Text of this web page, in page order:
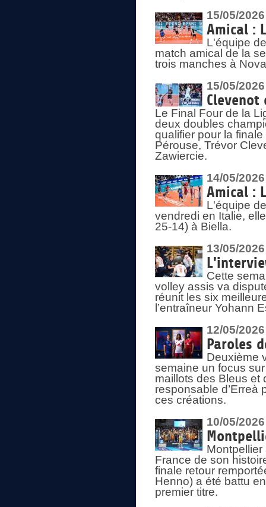
15/05/2026
Amical :
L'équipe
match amical de la
trois manches à
15/05/2026
Le Final Four de la
deux doubles
qualifier pour la
Pérouse, Trévor
Zawiercie.
14/05/2026
Amical :
L'équipe
vendredi en Italie,
25-14) à Biella.
13/05/2026
Cette
volley assis va
réunit les six
l’entraîneur Yohann
12/05/2026
Paroles
Deuxième
semaine un focus
maillots des Bleus et
responsable d’Erreà
ces créations.
10/05/2026
France de son
finale retour
Henno) a été battu
premier titre.